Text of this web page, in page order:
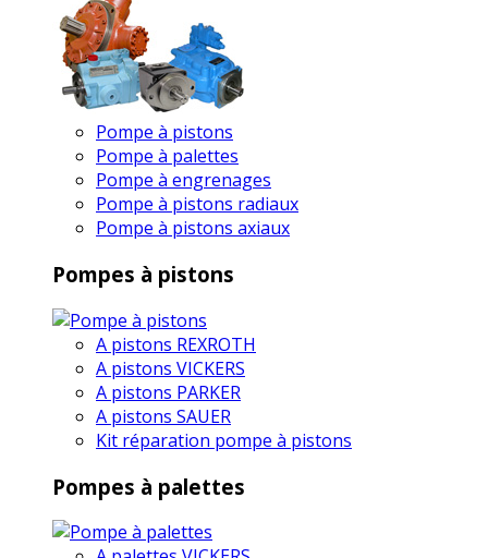
Pompe à pistons
Pompe à palettes
Pompe à engrenages
Pompe à pistons radiaux
Pompe à pistons axiaux
Pompes à pistons
A pistons REXROTH
A pistons VICKERS
A pistons PARKER
A pistons SAUER
Kit réparation pompe à pistons
Pompes à palettes